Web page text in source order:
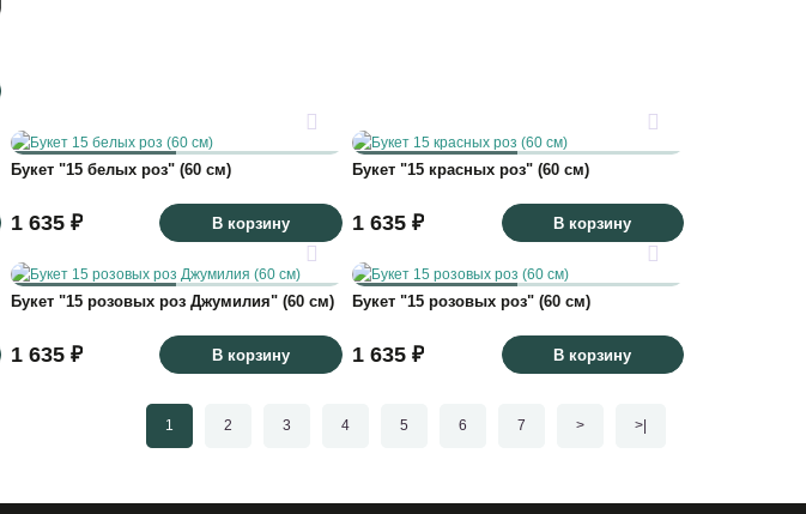
Букет "15 белых роз" (60 см)
1 635 ₽ В корзину
Букет "15 красных роз" (60 см)
1 635 ₽ В корзину
Букет "15 розовых роз Джумилия" (60 см)
1 635 ₽ В корзину
Букет "15 розовых роз" (60 см)
1 635 ₽ В корзину
1 2 3 4 5 6 7 > >|